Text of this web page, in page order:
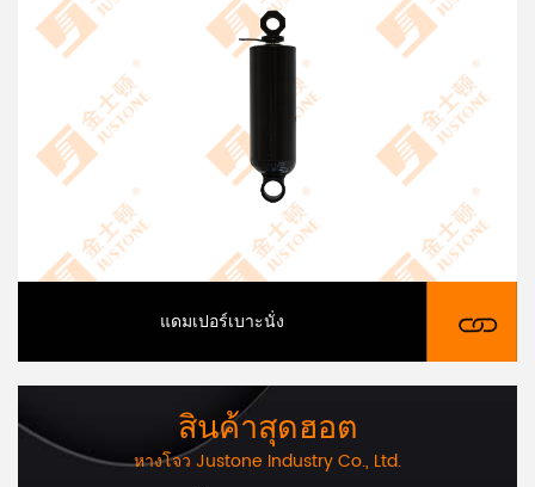
แดมเปอร์เบาะนั่ง
สินค้าสุดฮอต
หางโจว Justone Industry Co., Ltd.